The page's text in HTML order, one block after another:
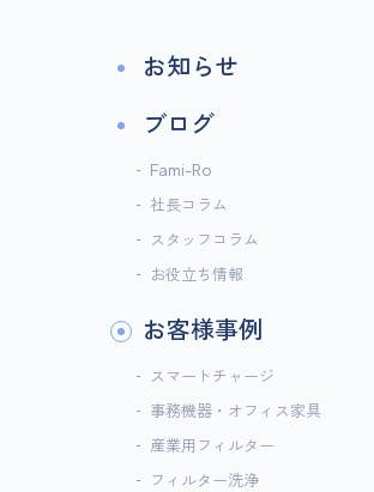
お知らせ
ブログ
Fami-Ro
社長コラム
スタッフコラム
お役立ち情報
お客様事例
スマートチャージ
事務機器・オフィス家具
産業用フィルター
フィルター洗浄